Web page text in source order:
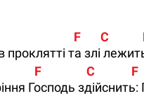
F       C            F
проклятті та злі
F                C
Господь